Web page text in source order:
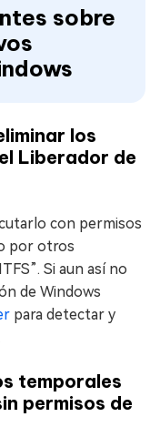
sobre
los
Liberador de
con permisos
por otros
Si aun así no
de Windows
para detectar y
temporales
permisos de